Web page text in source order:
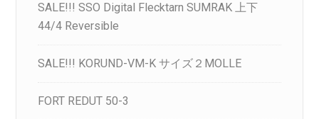
SALE!!! SSO Digital Flecktarn SUMRAK 上下
44/4 Reversible
SALE!!! KORUND-VM-K サイズ２MOLLE
FORT REDUT 50-3